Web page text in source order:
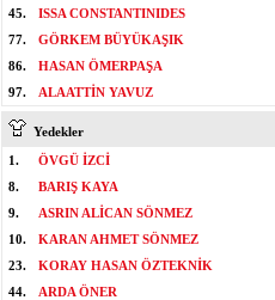
45.
ISSA CONSTANTINIDES
77.
GÖRKEM BÜYÜKAŞIK
86.
HASAN ÖMERPAŞA
97.
ALAATTİN YAVUZ
Yedekler
1.
ÖVGÜ İZCİ
8.
BARIŞ KAYA
9.
ASRIN ALİCAN SÖNMEZ
10.
KARAN AHMET SÖNMEZ
23.
KORAY HASAN ÖZTEKNİK
44.
ARDA ÖNER